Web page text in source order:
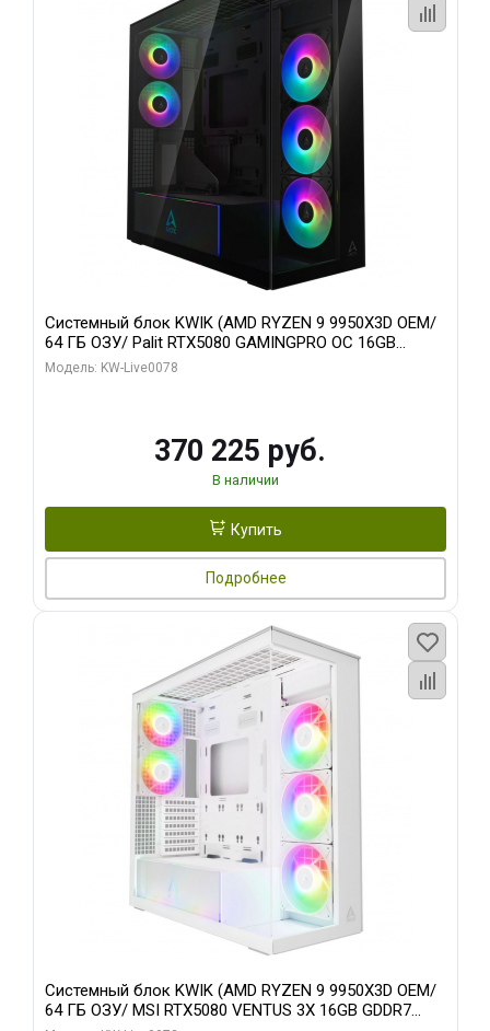
Системный блок KWIK (AMD RYZEN 9 9950X3D OEM/
64 ГБ ОЗУ/ Palit RTX5080 GAMINGPRO OC 16GB
GDDR7 256bit 3xDP HD/ 1 ТБ SSD)
Модель: KW-Live0078
370 225 руб.
В наличии
Купить
Подробнее
Системный блок KWIK (AMD RYZEN 9 9950X3D OEM/
64 ГБ ОЗУ/ MSI RTX5080 VENTUS 3X 16GB GDDR7